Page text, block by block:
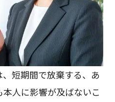
短期間で放棄する、あ
人に影響が及ばないこ